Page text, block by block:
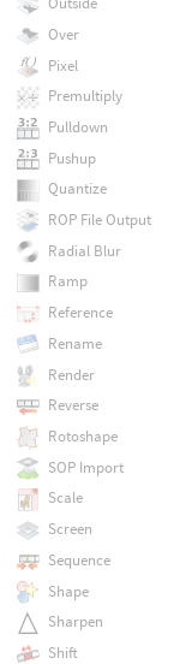
Over
Pixel
Premultiply
Pulldown
Pushup
Quantize
ROP File Output
Radial Blur
Ramp
Reference
Rename
Render
Reverse
Rotoshape
SOP Import
Scale
Screen
Sequence
Shape
Sharpen
Shift